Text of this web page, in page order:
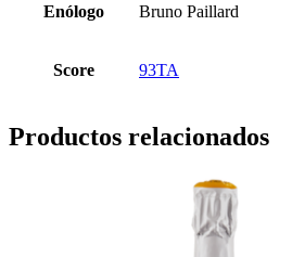
Enólogo Bruno Paillard
Score 93TA
Productos relacionados